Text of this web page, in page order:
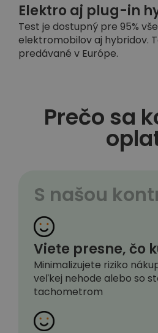
Elektro aj plug-in
Test je dostupný pre 95%
elektromobilov aj hybridov.
predávané v Európe.
Prečo sa
S našou
Viete presne, čo
Minimalizujete riziko
veľkej nehode alebo so
tachometrom